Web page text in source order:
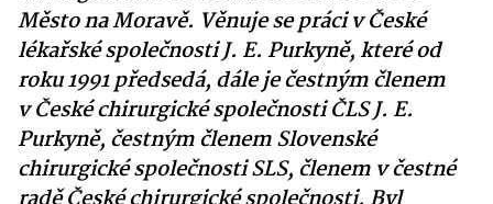
Město na Moravě. Věnuje se práci v České
lékařské společnosti J. E. Purkyně, které od
roku 1991 předsedá, dále je čestným členem
v České chirurgické společnosti ČLS J. E.
Purkyně, čestným členem Slovenské
chirurgické společnosti SLS, členem v čestné